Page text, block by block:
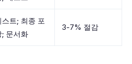
스트; 최종 포
; 문서화
3-7% 절감